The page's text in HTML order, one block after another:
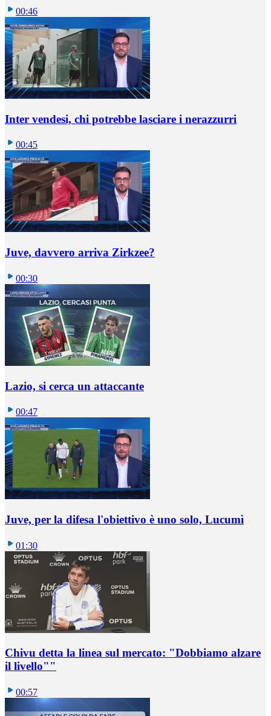
00:46
Inter vendesi, chi potrebbe lasciare i nerazzurri
00:45
Juve, davvero arriva Zirkzee?
00:30
Lazio, si cerca un attaccante
00:47
Juve, per la difesa l'obiettivo è uno solo, Lucumì
01:30
Chivu detta la linea sul mercato: "Dobbiamo alzare
il livello""
00:57